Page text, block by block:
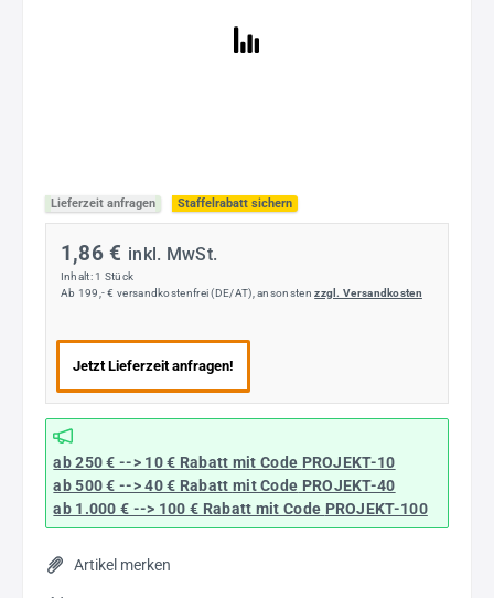
Lieferzeit anfragen Staffelrabatt sichern
1,86 € inkl. MwSt.
Inhalt: 1 Stück
Ab 199,- € versandkostenfrei (DE/AT), ansonstenzzgl. Versandkosten
Jetzt Lieferzeit anfragen!
ab 250 € --> 10 € Rabatt mit Code PROJEKT-10
ab 500 € --> 40 € Rabatt mit Code PROJEKT-40
ab 1.000 € --> 100 € Rabatt mit Code PROJEKT-100
Artikel merken